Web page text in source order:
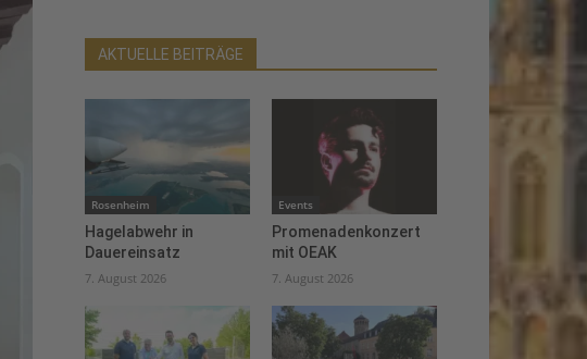
AKTUELLE BEITRÄGE
Rosenheim
Hagelabwehr in
Dauereinsatz
7. August 2026
Events
Promenadenkonzert
mit OEAK
7. August 2026